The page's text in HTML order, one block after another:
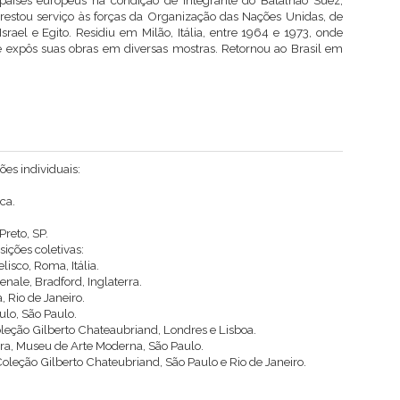
serviço às forças da Organização das Nações Unidas, de
e Egito. Residiu em Milão, Itália, entre 1964 e 1973, onde
suas obras em diversas mostras. Retornou ao Brasil em
individuais:
SP.
coletivas:
Roma, Itália.
Bradford, Inglaterra.
Rio de Janeiro.
São Paulo.
Gilberto Chateaubriand, Londres e Lisboa.
Museu de Arte Moderna, São Paulo.
Gilberto Chateubriand, São Paulo e Rio de Janeiro.